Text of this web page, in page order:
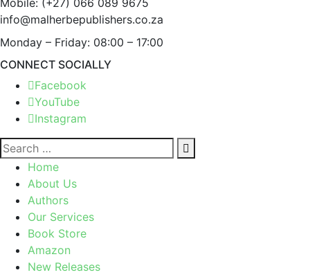
info@malherbepublishers.co.za
Monday – Friday: 08:00 – 17:00
CONNECT SOCIALLY
Facebook
YouTube
Instagram
Home
About Us
Authors
Our Services
Book Store
Amazon
New Releases